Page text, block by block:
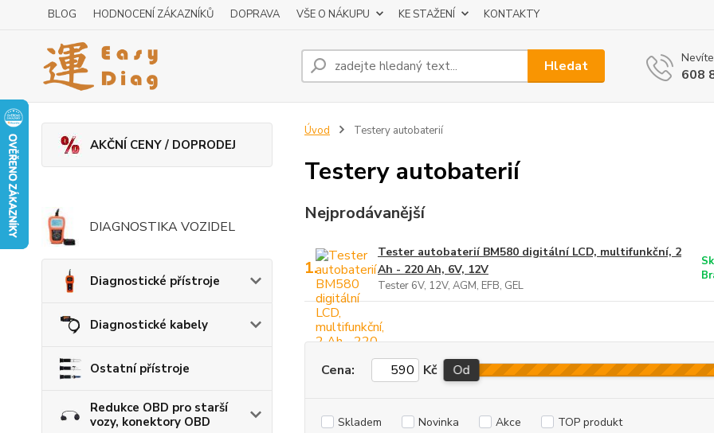
BLOG HODNOCENÍ ZÁKAZNÍKŮ DOPRAVA VŠE O NÁKUPU KE STAŽENÍ KONTAKTY
Hledat
608
AKČNÍ CENY / DOPRODEJ
DIAGNOSTIKA VOZIDEL
Diagnostické přístroje
Diagnostické kabely
Ostatní přístroje
Redukce OBD pro starší
vozy, konektory OBD
Úvod Testery autobaterií
Testery autobaterií
Nejprodávanější
1.
Tester autobaterií BM580 digitální LCD, multifunkční, 2
Ah - 220 Ah, 6V, 12V
Tester 6V, 12V, AGM, EFB, GEL
Cena: Kč Od
Skladem Novinka Akce TOP produkt